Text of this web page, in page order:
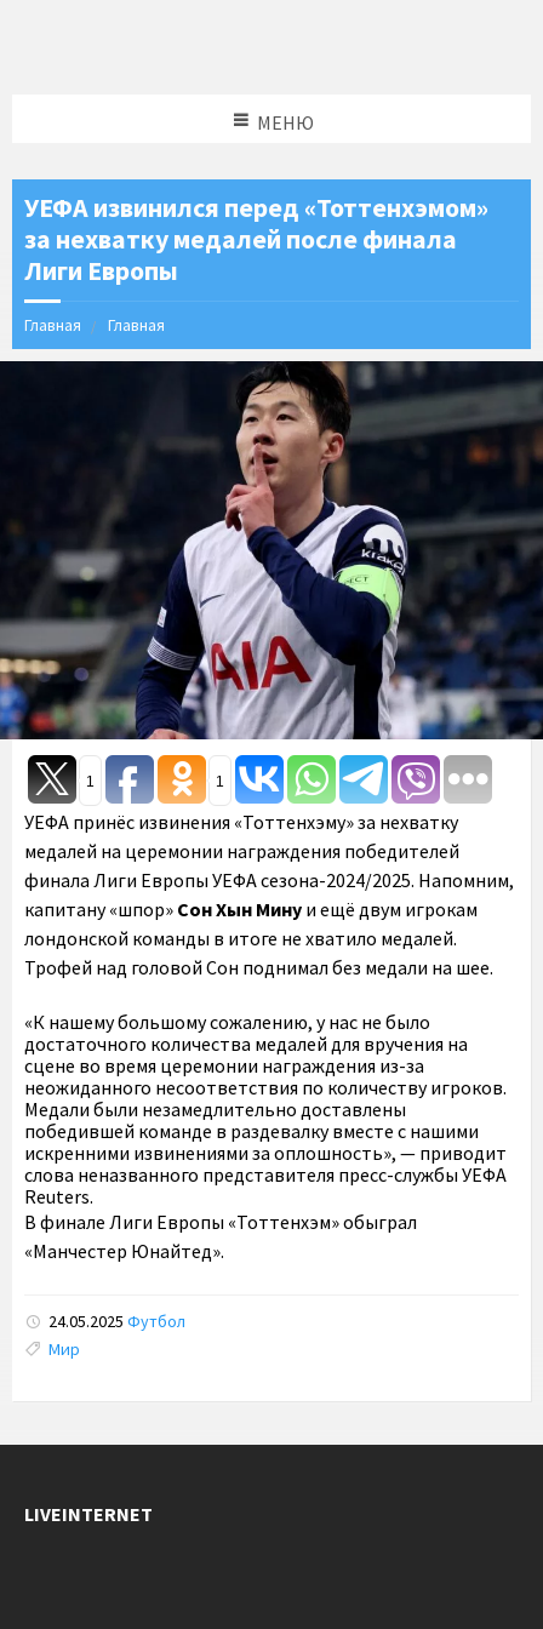
МЕНЮ
УЕФА извинился перед «Тоттенхэмом»
за нехватку медалей после финала
Лиги Европы
Главная Главная
1 1
УЕФА принёс извинения «Тоттенхэму» за нехватку
медалей на церемонии награждения победителей
финала Лиги Европы УЕФА сезона-2024/2025. Напомним,
капитану «шпор» Сон Хын Мину и ещё двум игрокам
лондонской команды в итоге не хватило медалей.
Трофей над головой Сон поднимал без медали на шее.
«К нашему большому сожалению, у нас не было
достаточного количества медалей для вручения на
сцене во время церемонии награждения из-за
неожиданного несоответствия по количеству игроков.
Медали были незамедлительно доставлены
победившей команде в раздевалку вместе с нашими
искренними извинениями за оплошность», — приводит
слова неназванного представителя пресс-службы УЕФА
Reuters.
В финале Лиги Европы «Тоттенхэм» обыграл
«Манчестер Юнайтед».
24.05.2025 Футбол
Tags:
Мир
LIVEINTERNET